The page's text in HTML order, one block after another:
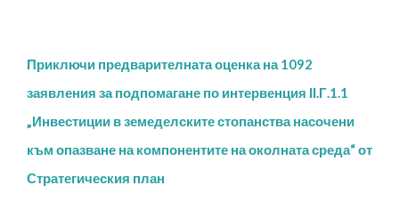
Приключи предварителната оценка на 1092
заявления за подпомагане по интервенция ІІ.Г.1.1
„Инвестиции в земеделските стопанства насочени
към опазване на компонентите на околната среда“ от
Стратегическия план